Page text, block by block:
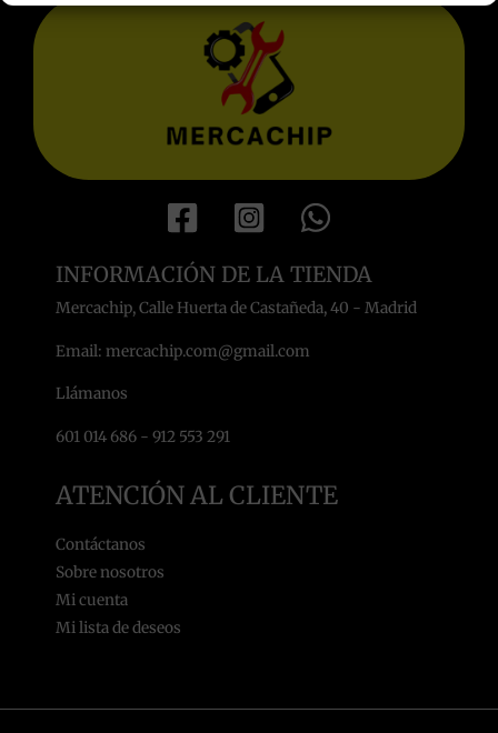
INFORMACIÓN DE LA TIENDA
Mercachip, Calle Huerta de Castañeda, 40 - Madrid
Email: mercachip.com@gmail.com
Llámanos
601 014 686 - 912 553 291
ATENCIÓN AL CLIENTE
Contáctanos
Sobre nosotros
Mi cuenta
Mi lista de deseos